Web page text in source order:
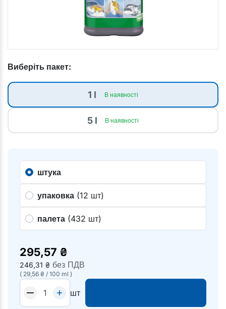
Виберіть пакет:
1 l В наявності
5 l В наявності
штука
упаковка (12 шт)
палета (432 шт)
295,57 ₴
246,31 ₴ без ПДВ
( 29,56 ₴ / 100 ml )
шт